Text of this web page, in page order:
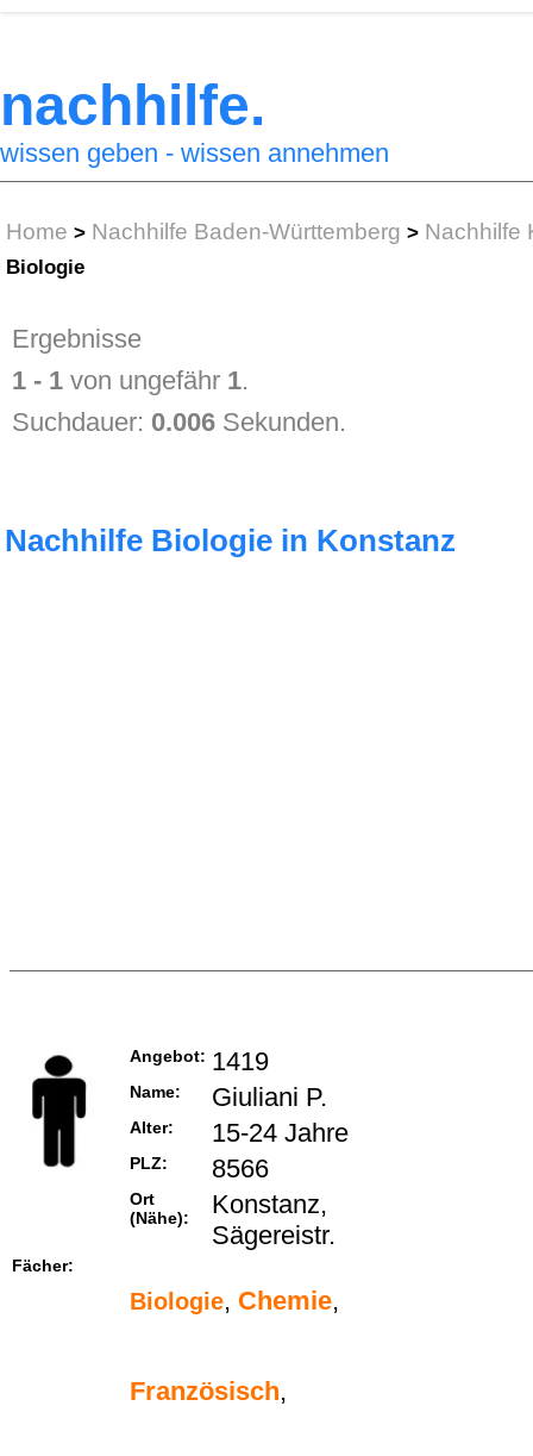
nachhilfe.
wissen geben - wissen annehmen
Home > Nachhilfe Baden-Württemberg > Nachhilfe
Biologie
Ergebnisse
1 - 1 von ungefähr 1.
Suchdauer: 0.006 Sekunden.
Nachhilfe Biologie in Konstanz
Angebot: 1419
Name: Giuliani P.
Alter: 15-24 Jahre
PLZ: 8566
Ort
(Nähe):
Konstanz,
Sägereistr.
Fächer:
Biologie, Chemie,
Französisch,